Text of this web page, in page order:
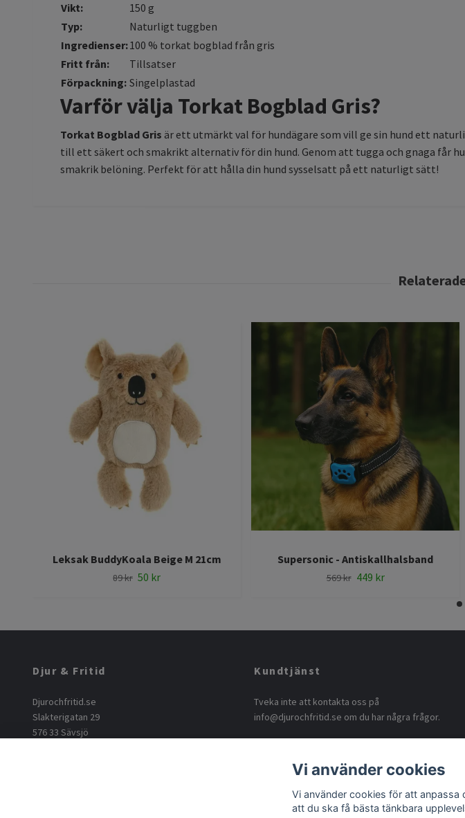
Vikt:
150 g
Typ:
Naturligt tuggben
Ingredienser:100 % torkat bogblad från gris
Fritt från:
Tillsatser
Förpackning: Singelplastad
Varför välja Torkat Bogblad Gris?
Torkat Bogblad Gris är ett utmärkt val för hundägare som vill ge sin hund ett
till ett säkert och smakrikt alternativ för din hund. Genom att tugga och gnaga får
smakrik belöning. Perfekt för att hålla din hund sysselsatt på ett naturligt sätt!
Leksak BuddyKoala Beige M 21cm
89 kr 50 kr
Supersonic - Antiskallhalsband
569 kr 449 kr
Djur & Fritid
Djurochfritid.se
Slakterigatan 29
576 33 Sävsjö
Kundtjänst
Tveka inte att kontakta oss på
info@djurochfritid.se om du har några frågor.
Vi använder cookies
Vi använder cookies för att
att du ska få bästa tänkbara